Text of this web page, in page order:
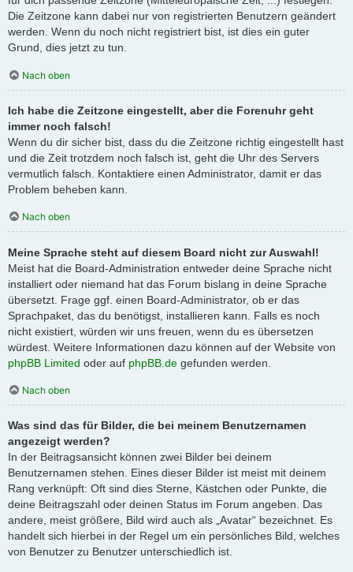
Die Zeitzone kann dabei nur von registrierten Benutzern geändert
werden. Wenn du noch nicht registriert bist, ist dies ein guter
Grund, dies jetzt zu tun.
Nach oben
Ich habe die Zeitzone eingestellt, aber die Forenuhr geht
immer noch falsch!
Wenn du dir sicher bist, dass du die Zeitzone richtig eingestellt hast
und die Zeit trotzdem noch falsch ist, geht die Uhr des Servers
vermutlich falsch. Kontaktiere einen Administrator, damit er das
Problem beheben kann.
Nach oben
Meine Sprache steht auf diesem Board nicht zur Auswahl!
Meist hat die Board-Administration entweder deine Sprache nicht
installiert oder niemand hat das Forum bislang in deine Sprache
übersetzt. Frage ggf. einen Board-Administrator, ob er das
Sprachpaket, das du benötigst, installieren kann. Falls es noch
nicht existiert, würden wir uns freuen, wenn du es übersetzen
würdest. Weitere Informationen dazu können auf der Website von
phpBB Limited oder auf phpBB.de gefunden werden.
Nach oben
Was sind das für Bilder, die bei meinem Benutzernamen
angezeigt werden?
In der Beitragsansicht können zwei Bilder bei deinem
Benutzernamen stehen. Eines dieser Bilder ist meist mit deinem
Rang verknüpft: Oft sind dies Sterne, Kästchen oder Punkte, die
deine Beitragszahl oder deinen Status im Forum angeben. Das
andere, meist größere, Bild wird auch als „Avatar“ bezeichnet. Es
handelt sich hierbei in der Regel um ein persönliches Bild, welches
von Benutzer zu Benutzer unterschiedlich ist.